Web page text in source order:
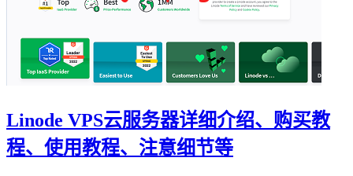
Linode VPS云服务器详细介绍、购买教
程、使用教程、注意细节等